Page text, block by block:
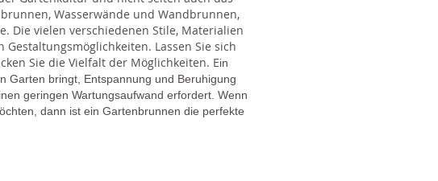
Wasserwände und Wandbrunnen,
Die vielen verschiedenen Stile, Materialien
Lassen Sie sich
Sie die Vielfalt der Möglichkeiten. Ein
Garten bringt, Entspannung und Beruhigung
geringen Wartungsaufwand erfordert. Wenn
dann ist ein Gartenbrunnen die perfekte